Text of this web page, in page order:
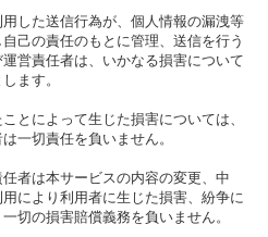
した送信行為が、個人情報の漏洩等
己の責任のもとに管理、送信を行う
営責任者は、いかなる損害について
ます。
とによって生じた損害については、
一切責任を負いません。
者は本サービスの内容の変更、中
により利用者に生じた損害、紛争に
切の損害賠償義務を負いません。